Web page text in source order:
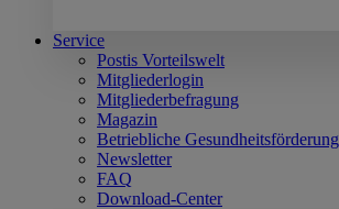
Service
Postis Vorteilswelt
Mitgliederlogin
Mitgliederbefragung
Magazin
Betriebliche Gesundheitsförderung
Newsletter
FAQ
Download-Center